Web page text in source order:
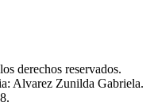
derechos reservados.
Alvarez Zunilda Gabriela.